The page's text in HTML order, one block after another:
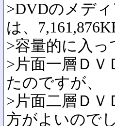
>DVDのメデ
は、
>容量的に入
>片面一層Ｄ
たのですが、
>片面二層Ｄ
方がよいので